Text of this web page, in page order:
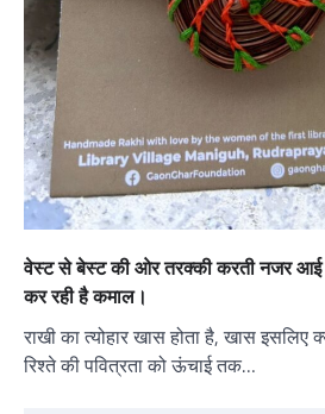
वेस्ट से बेस्ट की ओर तरक्की करती नजर आई
कर रही है कमाल।
राखी का त्योहार खास होता है, खास इसलिए
रिश्ते की पवित्रता को ऊंचाई तक…